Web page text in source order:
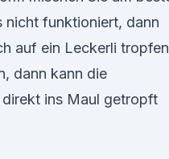
nicht funktioniert, dann
auf ein Leckerli
dann kann die
ins Maul getropft